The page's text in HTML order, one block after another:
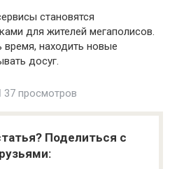
становятся
для жителей мегаполисов.
находить новые
досуг.
37 просмотров
Поделиться с